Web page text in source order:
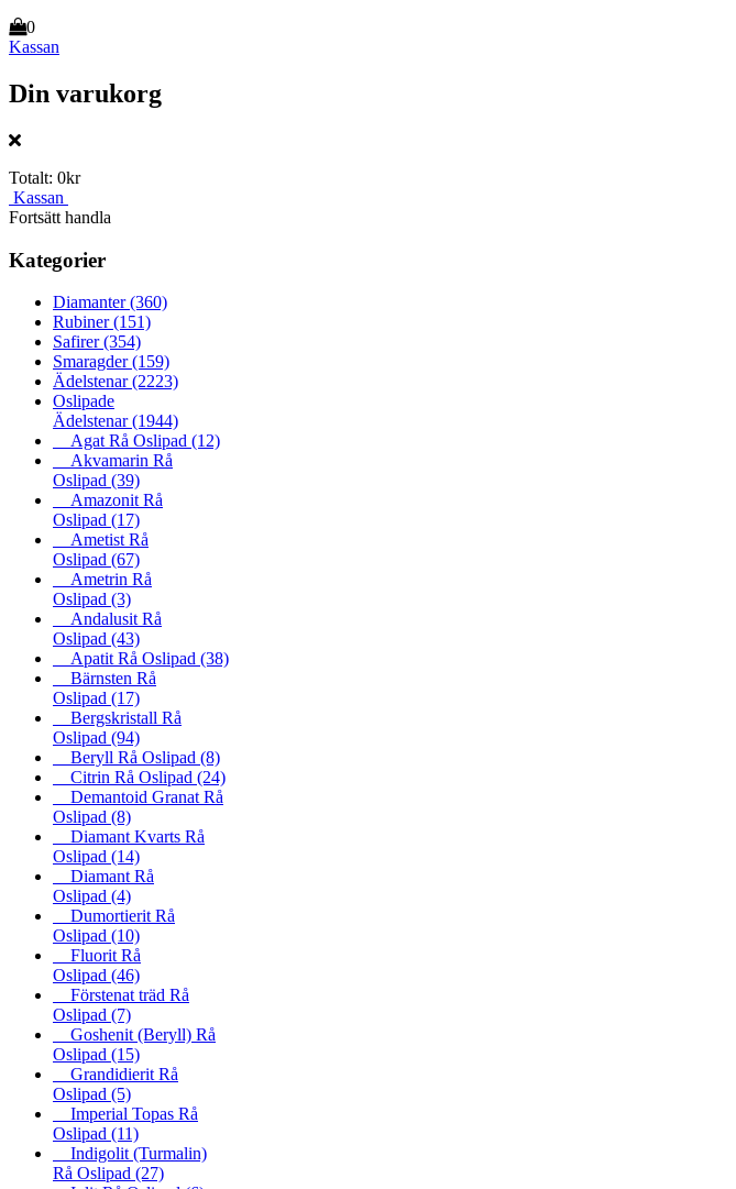
0
Kassan
Din varukorg
Totalt: 0kr
Kassan
Fortsätt handla
Kategorier
Diamanter(360)
Rubiner(151)
Safirer(354)
Smaragder(159)
Ädelstenar(2223)
Oslipade
Ädelstenar(1944)
Agat Rå Oslipad (12)
Akvamarin Rå
Oslipad (39)
Amazonit Rå
Oslipad (17)
Ametist Rå
Oslipad (67)
Ametrin Rå
Oslipad (3)
Andalusit Rå
Oslipad (43)
Apatit Rå Oslipad (38)
Bärnsten Rå
Oslipad (17)
Bergskristall Rå
Oslipad (94)
Beryll Rå Oslipad (8)
Citrin Rå Oslipad (24)
Demantoid Granat Rå
Oslipad (8)
Diamant Kvarts Rå
Oslipad (14)
Diamant Rå
Oslipad (4)
Dumortierit Rå
Oslipad (10)
Fluorit Rå
Oslipad (46)
Förstenat träd Rå
Oslipad (7)
Goshenit (Beryll) Rå
Oslipad (15)
Grandidierit Rå
Oslipad (5)
Imperial Topas Rå
Oslipad (11)
Indigolit (Turmalin)
Rå Oslipad (27)